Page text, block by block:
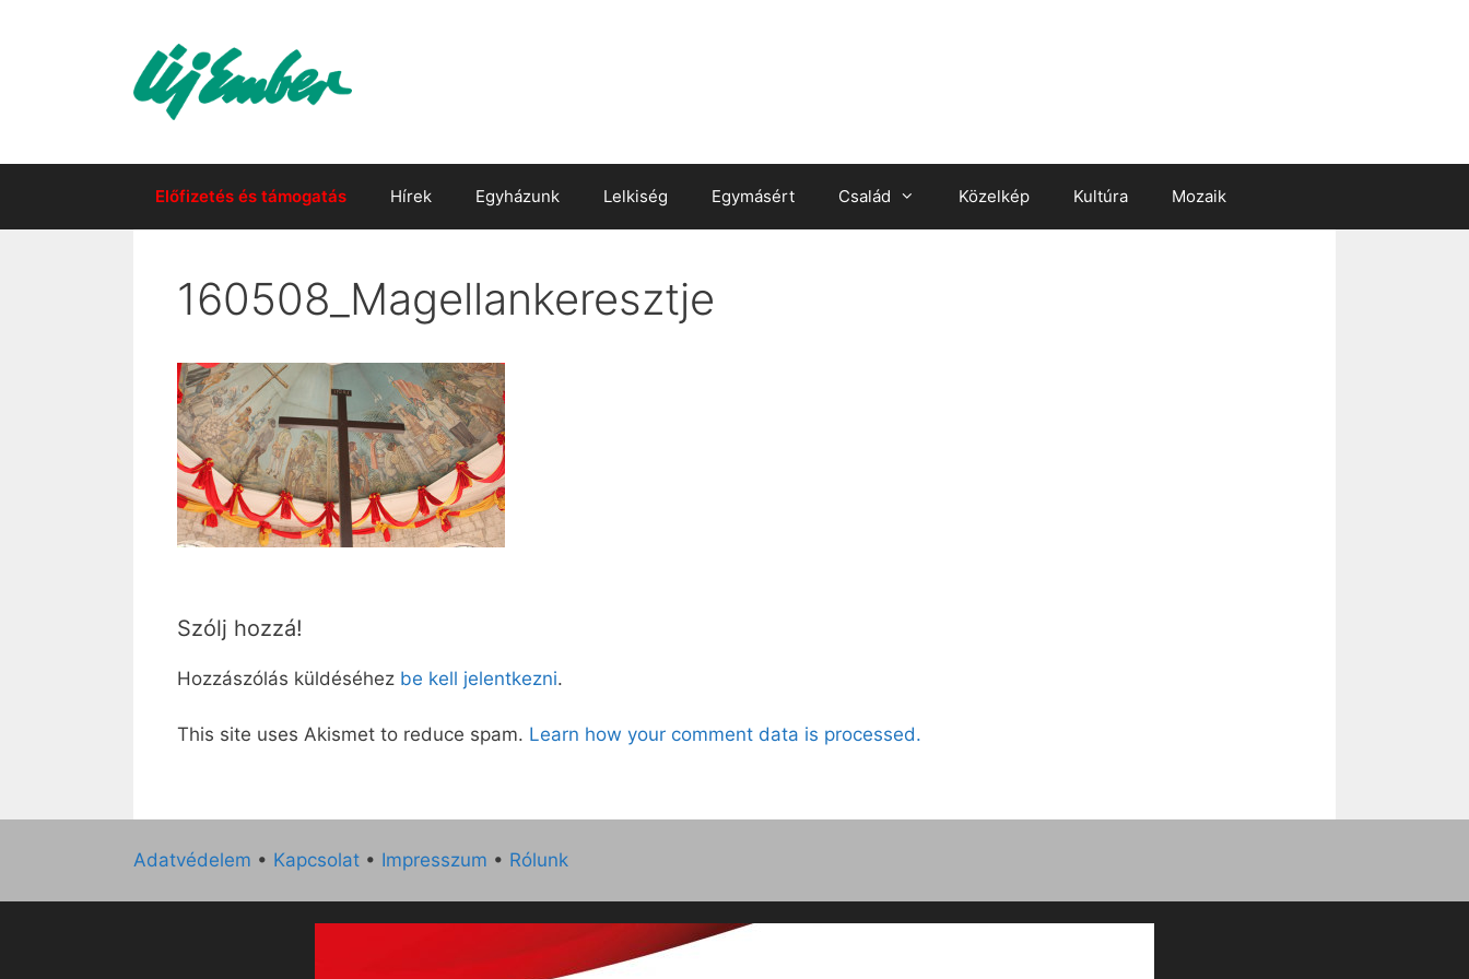
Előfizetés és támogatás Hírek Egyházunk Lelkiség Egymásért Család Közelkép Kultúra Mozaik
160508_Magellankeresztje
Szólj hozzá!
Hozzászólás küldéséhez be kell jelentkezni.
This site uses Akismet to reduce spam. Learn how your comment data is processed.
Adatvédelem • Kapcsolat • Impresszum • Rólunk